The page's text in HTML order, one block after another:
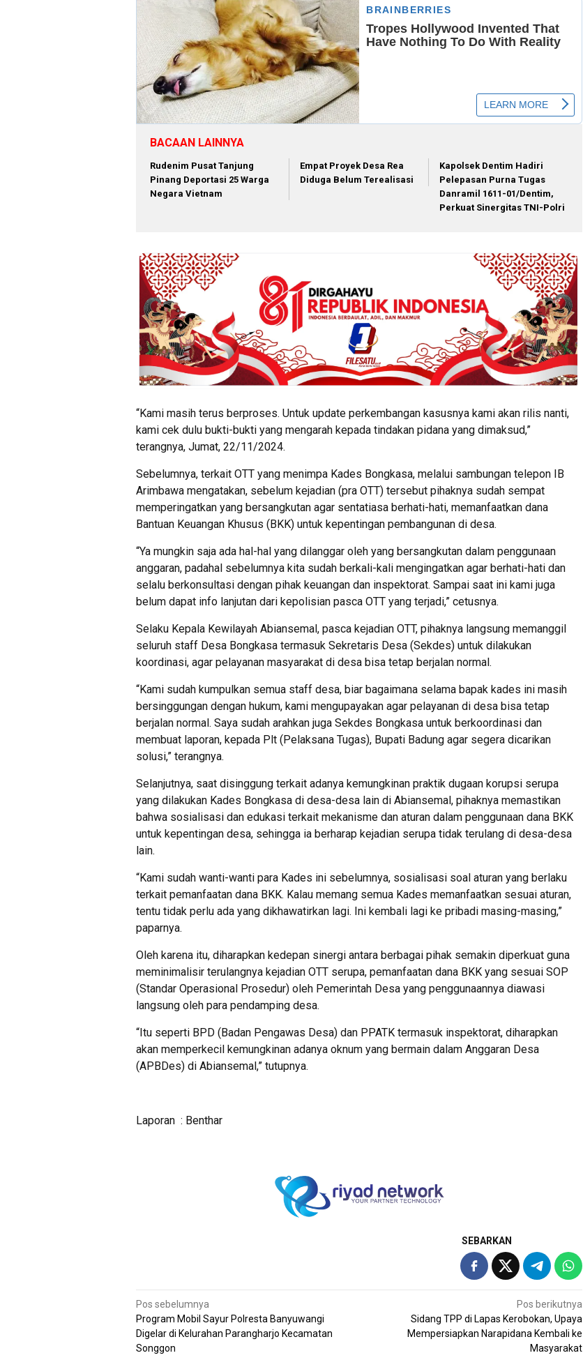
BACAAN LAINNYA
Rudenim Pusat Tanjung
Pinang Deportasi 25 Warga
Negara Vietnam
Empat Proyek Desa Rea
Diduga Belum Terealisasi
Kapolsek Dentim Hadiri
Pelepasan Purna Tugas
Danramil 1611-01/Dentim,
Perkuat Sinergitas TNI-Polri
“Kami masih terus berproses. Untuk update perkembangan kasusnya kami akan rilis nanti,
kami cek dulu bukti-bukti yang mengarah kepada tindakan pidana yang dimaksud,”
terangnya, Jumat, 22/11/2024.
Sebelumnya, terkait OTT yang menimpa Kades Bongkasa, melalui sambungan telepon IB
Arimbawa mengatakan, sebelum kejadian (pra OTT) tersebut pihaknya sudah sempat
memperingatkan yang bersangkutan agar sentatiasa berhati-hati, memanfaatkan dana
Bantuan Keuangan Khusus (BKK) untuk kepentingan pembangunan di desa.
“Ya mungkin saja ada hal-hal yang dilanggar oleh yang bersangkutan dalam penggunaan
anggaran, padahal sebelumnya kita sudah berkali-kali mengingatkan agar berhati-hati dan
selalu berkonsultasi dengan pihak keuangan dan inspektorat. Sampai saat ini kami juga
belum dapat info lanjutan dari kepolisian pasca OTT yang terjadi,” cetusnya.
Selaku Kepala Kewilayah Abiansemal, pasca kejadian OTT, pihaknya langsung memanggil
seluruh staff Desa Bongkasa termasuk Sekretaris Desa (Sekdes) untuk dilakukan
koordinasi, agar pelayanan masyarakat di desa bisa tetap berjalan normal.
“Kami sudah kumpulkan semua staff desa, biar bagaimana selama bapak kades ini masih
bersinggungan dengan hukum, kami mengupayakan agar pelayanan di desa bisa tetap
berjalan normal. Saya sudah arahkan juga Sekdes Bongkasa untuk berkoordinasi dan
membuat laporan, kepada Plt (Pelaksana Tugas), Bupati Badung agar segera dicarikan
solusi,” terangnya.
Selanjutnya, saat disinggung terkait adanya kemungkinan praktik dugaan korupsi serupa
yang dilakukan Kades Bongkasa di desa-desa lain di Abiansemal, pihaknya memastikan
bahwa sosialisasi dan edukasi terkait mekanisme dan aturan dalam penggunaan dana BKK
untuk kepentingan desa, sehingga ia berharap kejadian serupa tidak terulang di desa-desa
lain.
“Kami sudah wanti-wanti para Kades ini sebelumnya, sosialisasi soal aturan yang berlaku
terkait pemanfaatan dana BKK. Kalau memang semua Kades memanfaatkan sesuai aturan,
tentu tidak perlu ada yang dikhawatirkan lagi. Ini kembali lagi ke pribadi masing-masing,”
paparnya.
Oleh karena itu, diharapkan kedepan sinergi antara berbagai pihak semakin diperkuat guna
meminimalisir terulangnya kejadian OTT serupa, pemanfaatan dana BKK yang sesuai SOP
(Standar Operasional Prosedur) oleh Pemerintah Desa yang penggunaannya diawasi
langsung oleh para pendamping desa.
“Itu seperti BPD (Badan Pengawas Desa) dan PPATK termasuk inspektorat, diharapkan
akan memperkecil kemungkinan adanya oknum yang bermain dalam Anggaran Desa
(APBDes) di Abiansemal,” tutupnya.
Laporan : Benthar
SEBARKAN
Navigasi
pos
Pos sebelumnya
Program Mobil Sayur Polresta Banyuwangi
Digelar di Kelurahan Parangharjo Kecamatan
Songgon
Pos berikutnya
Sidang TPP di Lapas Kerobokan, Upaya
Mempersiapkan Narapidana Kembali ke
Masyarakat